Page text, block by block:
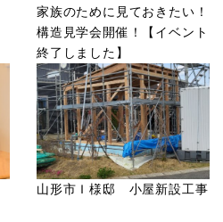
家族のために見ておきたい！
構造見学会開催！【イベント
終了しました】
山形市Ｉ様邸 小屋新設工事